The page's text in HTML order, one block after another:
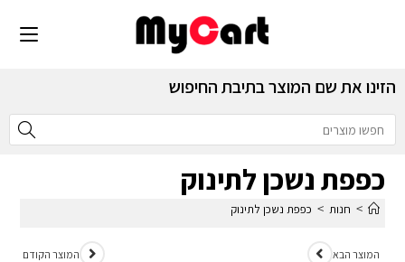
הזינו את שם המוצר בתיבת החיפוש
כפפת נשכן לתינוק
> חנות > כפפת נשכן לתינוק
המוצר הקודם המוצר הבא